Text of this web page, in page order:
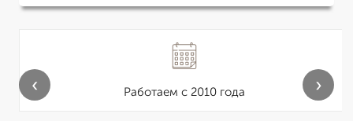
Работаем с 2010 года
‹ ›